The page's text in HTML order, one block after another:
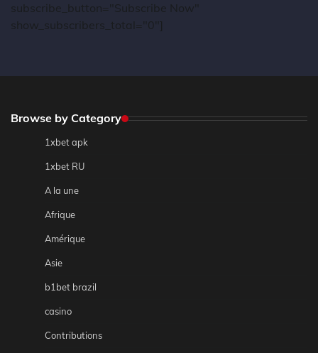
subscribe_button="Subscribe Now"
show_subscribers_total="0"]
Browse by Category
1xbet apk
1xbet RU
A la une
Afrique
Amérique
Asie
b1bet brazil
casino
Contributions